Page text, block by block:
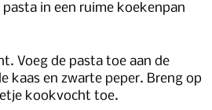
in een ruime koekenpan
Voeg de pasta toe aan de
kaas en zwarte peper. Breng op
kookvocht toe.